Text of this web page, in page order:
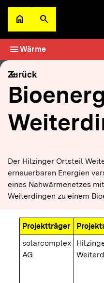
Zum Hauptinhalt springen
homeZur Startseite
searchSuche öffnen
menuWärme
arrow_back
Zurück
Der Hilzinger Ortsteil
erneuerbaren Energien
eines Nahwärmenetzes
Weiterdingen zu einem
Projektträger
solarcomplex
AG